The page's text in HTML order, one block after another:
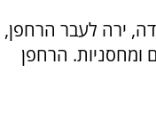
ירה לעבר הרחפן,
ומחסניות. הרחפן